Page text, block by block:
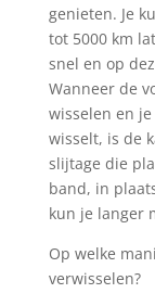
genieten. Je
tot 5000 km
snel en op
Wanneer de
wisselen en
wisselt, is de
slijtage die
band, in
kun je langer
Op welke
verwisselen?